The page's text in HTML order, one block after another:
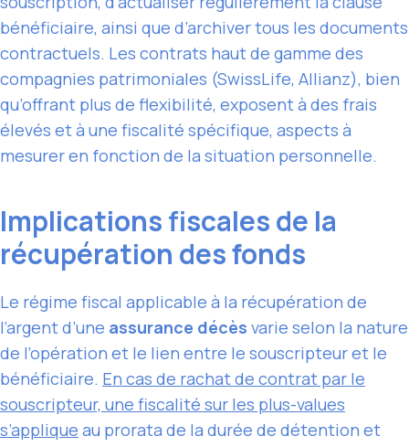
bénéficiaire, ainsi que d’archiver tous les documents
contractuels. Les contrats haut de gamme des
compagnies patrimoniales (SwissLife, Allianz), bien
qu’offrant plus de flexibilité, exposent à des frais
élevés et à une fiscalité spécifique, aspects à
mesurer en fonction de la situation personnelle.
Implications fiscales de la
récupération des fonds
Le régime fiscal applicable à la récupération de
l’argent d’une assurance décès varie selon la nature
de l’opération et le lien entre le souscripteur et le
bénéficiaire. En cas de rachat de contrat par le
souscripteur, une fiscalité sur les plus-values
s’applique au prorata de la durée de détention et